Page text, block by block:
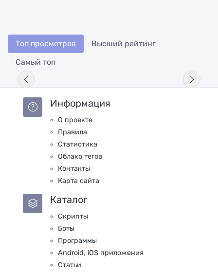
Топ просмотров
Высший рейтинг
Самый топ
Информация
О проекте
Правила
Статистика
Облако тегов
Контакты
Карта сайта
Каталог
Скрипты
Боты
Программы
Android, iOS приложения
Статьи